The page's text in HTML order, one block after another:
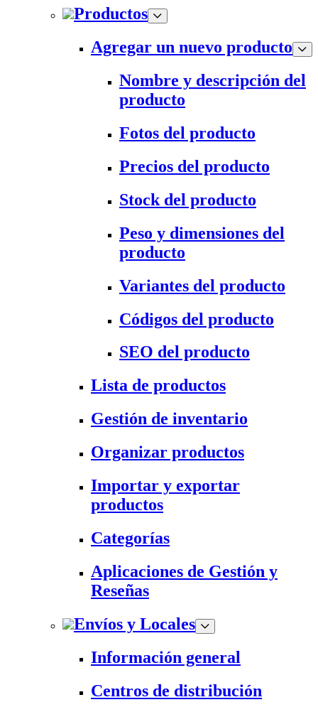
Productos
Agregar un nuevo producto
Nombre y descripción del
producto
Fotos del producto
Precios del producto
Stock del producto
Peso y dimensiones del
producto
Variantes del producto
Códigos del producto
SEO del producto
Lista de productos
Gestión de inventario
Organizar productos
Importar y exportar
productos
Categorías
Aplicaciones de Gestión y
Reseñas
Envíos y Locales
Información general
Centros de distribución